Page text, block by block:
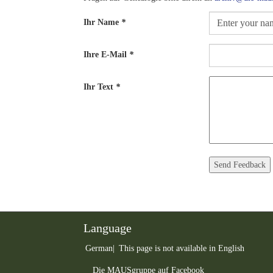
Ihr Name *
Ihre E-Mail *
Ihr Text *
Language
German This page is not available in English
Die MAUSgruppe auf Facebook